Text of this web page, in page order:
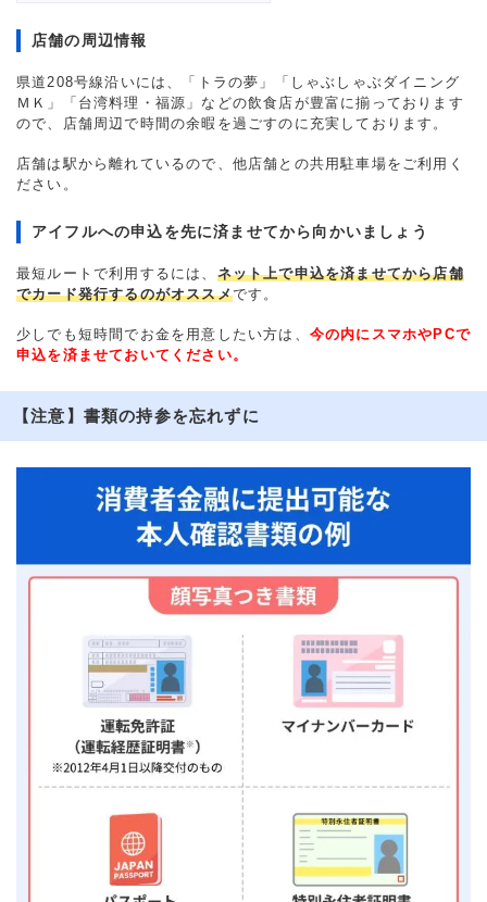
店舗の周辺情報
県道208号線沿いには、「トラの夢」「しゃぶしゃぶダイニング
ＭＫ」「台湾料理・福源」などの飲食店が豊富に揃っております
ので、店舗周辺で時間の余暇を過ごすのに充実しております。
店舗は駅から離れているので、他店舗との共用駐車場をご利用く
ださい。
アイフルへの申込を先に済ませてから向かいましょう
最短ルートで利用するには、 ネット上で申込を済ませてから店舗
でカード発行するのがオススメです。
少しでも短時間でお金を用意したい方は、 今の内にスマホやPCで
申込を済ませておいてください。
【注意】書類の持参を忘れずに